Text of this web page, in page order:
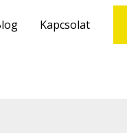
Kapcsolat